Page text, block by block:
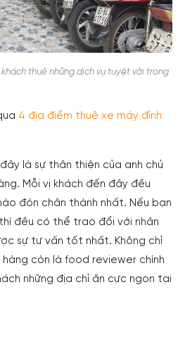
thuê những dịch vụ tuyệt vời trong
4 địa điểm thuê xe máy đỉnh
là sự thân thiện của anh chủ
Mỗi vị khách đến đây đều
đón chân thành nhất. Nếu bạn
đều có thể trao đổi với nhân
sự tư vấn tốt nhất. Không chỉ
còn là food reviewer chính
những địa chỉ ăn cực ngon tại